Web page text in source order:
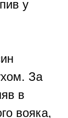
За
в
вояка,